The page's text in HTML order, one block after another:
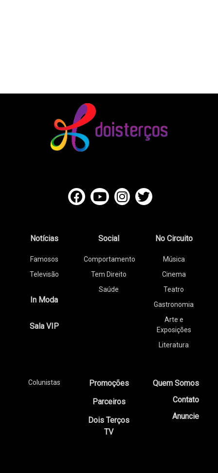
Notícias
Famosos
Televisão
In Moda
Sala VIP
Social
Comportamento
Tem Direito
Saúde
No Circuito
Música
Cinema
Teatro
Gastronomia
Arte e
Exposições
Literatura
Colunistas
Promoções
Parceiros
Dois Terços
TV
Quem Somos
Contato
Anuncie